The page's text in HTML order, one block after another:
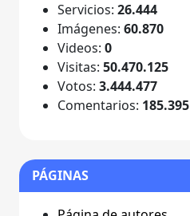
Servicios: 26.444
Imágenes: 60.870
Videos: 0
Visitas: 50.470.125
Votos: 3.444.477
Comentarios: 185.395
PÁGINAS